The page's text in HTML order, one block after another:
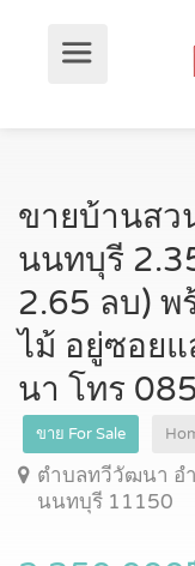
ขายบ้านสว
นนทบุรี
2.65 ลบ) พ
ไม้ อยู่ซอย
นา โทร
ขาย For Sale
ตำบลทวีวัฒนา อ
นนทบุรี 11150